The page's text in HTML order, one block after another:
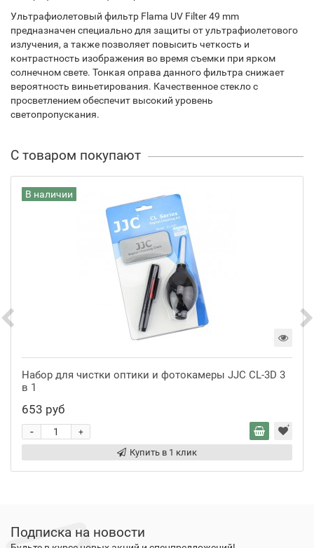
Ультрафиолетовый фильтр Flama UV Filter 49 mm
предназначен специально для защиты от ультрафиолетового
излучения, а также позволяет повысить четкость и
контрастность изображения во время съемки при ярком
солнечном свете. Тонкая оправа данного фильтра снижает
вероятность виньетирования. Качественное стекло с
просветлением обеспечит высокий уровень
светопропускания.
С товаром покупают
В наличии
Набор для чистки оптики и фотокамеры JJC CL-3D 3
в 1
653 руб
+
-
Купить в 1 клик
Подписка на новости